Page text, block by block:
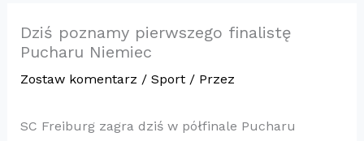
Dziś poznamy pierwszego finalistę
Pucharu Niemiec
Zostaw komentarz / Sport/ Przez
SC Freiburg zagra dziś w półfinale Pucharu